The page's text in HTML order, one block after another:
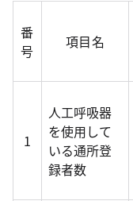
番
号
項目名
1
人工呼吸器
を使用して
いる通所登
録者数